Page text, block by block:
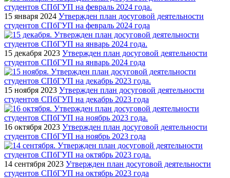
15 января 2024 Утвержден план досуговой деятельности
студентов СПбГУП на февраль 2024 года
15 декабря 2023 Утвержден план досуговой деятельности
студентов СПбГУП на январь 2024 года
15 ноября 2023 Утвержден план досуговой деятельности
студентов СПбГУП на декабрь 2023 года
16 октября 2023 Утвержден план досуговой деятельности
студентов СПбГУП на ноябрь 2023 года
14 сентября 2023 Утвержден план досуговой деятельности
студентов СПбГУП на октябрь 2023 года